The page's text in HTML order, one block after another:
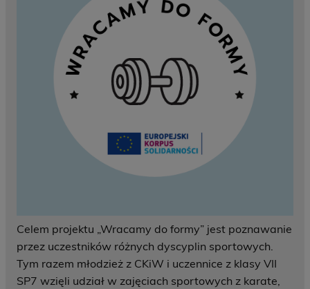
Celem projektu „Wracamy do formy” jest poznawanie
przez uczestników różnych dyscyplin sportowych.
Tym razem młodzież z CKiW i uczennice z klasy VII
SP7 wzięli udział w zajęciach sportowych z karate,